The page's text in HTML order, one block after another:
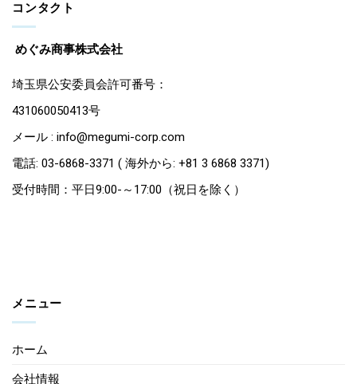
コンタクト
めぐみ商事株式会社
埼玉県公安委員会許可番号：
431060050413号
メール : info@megumi-corp.com
電話: 03-6868-3371 ( 海外から: +81 3 6868 3371)
受付時間：平日9:00-～17:00（祝日を除く）
メニュー
ホーム
会社情報